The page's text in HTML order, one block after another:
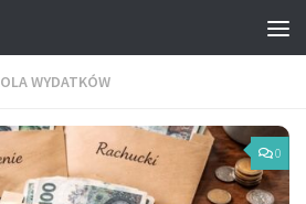
WYDATKÓW
0